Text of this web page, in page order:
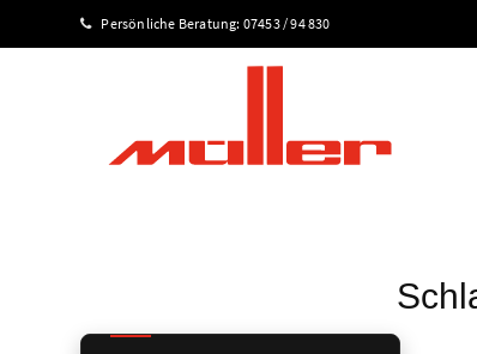
Persönliche Beratung: 07453 / 94 830